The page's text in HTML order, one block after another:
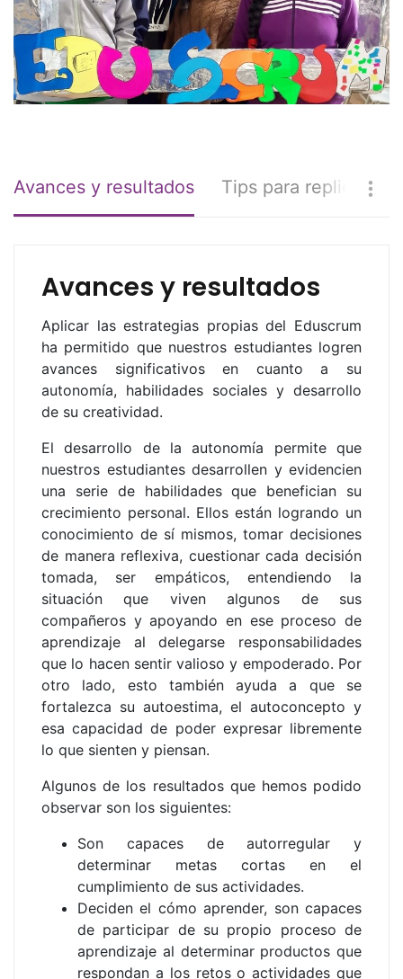
Avances y resultados Tips para replicar
Avances y resultados
Aplicar las estrategias propias del Eduscrum
ha permitido que nuestros estudiantes logren
avances significativos en cuanto a su
autonomía, habilidades sociales y desarrollo
de su creatividad.
El desarrollo de la autonomía permite que
nuestros estudiantes desarrollen y evidencien
una serie de habilidades que benefician su
crecimiento personal. Ellos están logrando un
conocimiento de sí mismos, tomar decisiones
de manera reflexiva, cuestionar cada decisión
tomada, ser empáticos, entendiendo la
situación que viven algunos de sus
compañeros y apoyando en ese proceso de
aprendizaje al delegarse responsabilidades
que lo hacen sentir valioso y empoderado. Por
otro lado, esto también ayuda a que se
fortalezca su autoestima, el autoconcepto y
esa capacidad de poder expresar libremente
lo que sienten y piensan.
Algunos de los resultados que hemos podido
observar son los siguientes:
Son capaces de autorregular y
determinar metas cortas en el
cumplimiento de sus actividades.
Deciden el cómo aprender, son capaces
de participar de su propio proceso de
aprendizaje al determinar productos que
respondan a los retos o actividades que